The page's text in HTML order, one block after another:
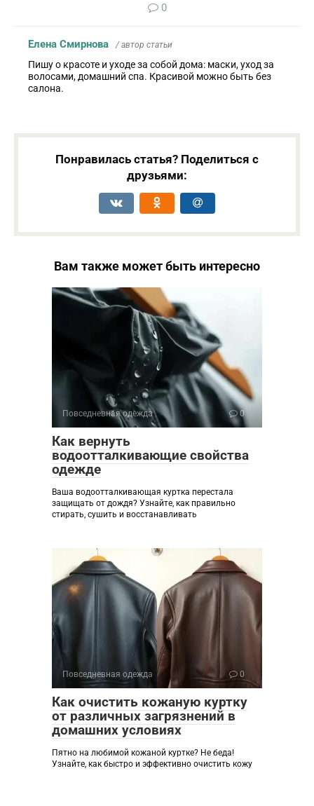
0
Елена Смирнова / автор статьи
Пишу о красоте и уходе за собой дома: маски, уход за
волосами, домашний спа. Красивой можно быть без
салона.
Понравилась статья? Поделиться с
друзьями:
Вам также может быть интересно
Повседневная одежда 0
Как вернуть
водоотталкивающие свойства
одежде
Ваша водоотталкивающая куртка перестала
защищать от дождя? Узнайте, как правильно
стирать, сушить и восстанавливать
Повседневная одежда 0
Как очистить кожаную куртку
от различных загрязнений в
домашних условиях
Пятно на любимой кожаной куртке? Не беда!
Узнайте, как быстро и эффективно очистить кожу